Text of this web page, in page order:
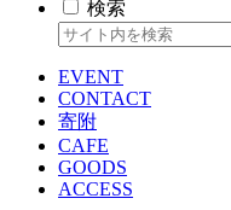
検索
EVENT
CONTACT
寄附
CAFE
GOODS
ACCESS